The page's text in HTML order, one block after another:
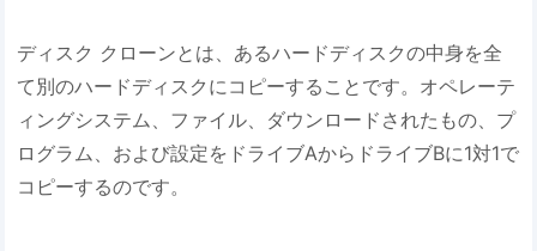
ディスク クローンとは、あるハードディスクの中身を全
て別のハードディスクにコピーすることです。オペレーテ
ィングシステム、ファイル、ダウンロードされたもの、プ
ログラム、および設定をドライブAからドライブBに1対1で
コピーするのです。